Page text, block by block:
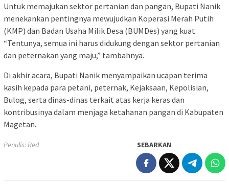
Untuk memajukan sektor pertanian dan pangan, Bupati Nanik
menekankan pentingnya mewujudkan Koperasi Merah Putih
(KMP) dan Badan Usaha Milik Desa (BUMDes) yang kuat.
“Tentunya, semua ini harus didukung dengan sektor pertanian
dan peternakan yang maju,” tambahnya.
Di akhir acara, Bupati Nanik menyampaikan ucapan terima
kasih kepada para petani, peternak, Kejaksaan, Kepolisian,
Bulog, serta dinas-dinas terkait atas kerja keras dan
kontribusinya dalam menjaga ketahanan pangan di Kabupaten
Magetan.
Penulis: Red SEBARKAN